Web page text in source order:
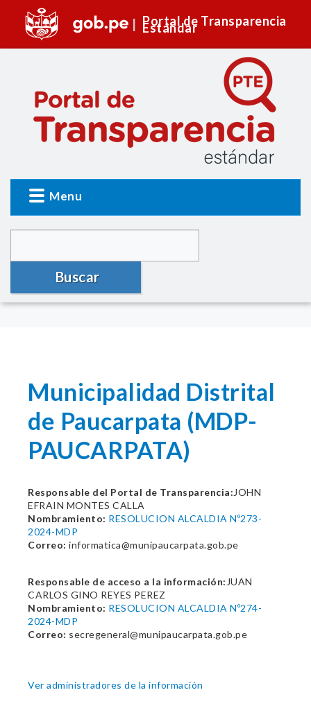
Portal de Transparencia
Estándar
Menu
Buscar
Municipalidad Distrital
de Paucarpata (MDP-
PAUCARPATA)
Responsable del Portal de Transparencia: JOHN
EFRAIN MONTES CALLA
Nombramiento: RESOLUCION ALCALDIA Nº273-
2024-MDP
Correo: informatica@munipaucarpata.gob.pe
Responsable de acceso a la información: JUAN
CARLOS GINO REYES PEREZ
Nombramiento: RESOLUCION ALCALDIA Nº274-
2024-MDP
Correo: secregeneral@munipaucarpata.gob.pe
Ver administradores de la información